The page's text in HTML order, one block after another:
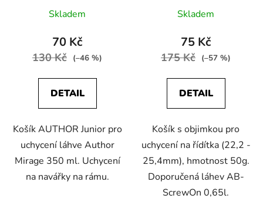
Skladem
70 Kč
130 Kč (–46 %)
DETAIL
Košík AUTHOR Junior pro
uchycení láhve Author
Mirage 350 ml. Uchycení
na navářky na rámu.
Skladem
75 Kč
175 Kč (–57 %)
DETAIL
Košík s objimkou pro
uchycení na řídítka (22,2 -
25,4mm), hmotnost 50g.
Doporučená láhev AB-
ScrewOn 0,65l.